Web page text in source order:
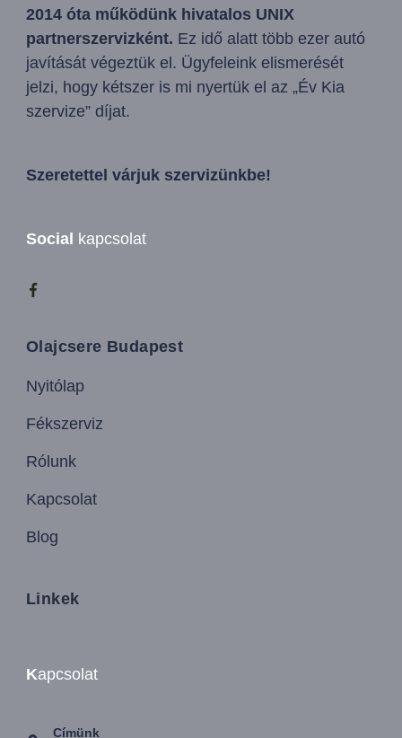
2014 óta működünk hivatalos UNIX
partnerszervizként. Ez idő alatt több ezer autó
javítását végeztük el. Ügyfeleink elismerését
jelzi, hogy kétszer is mi nyertük el az „Év Kia
szervize” díjat.
Szeretettel várjuk szervizünkbe!
Social kapcsolat
Olajcsere Budapest
Nyitólap
Fékszerviz
Rólunk
Kapcsolat
Blog
Linkek
Kapcsolat
Címünk